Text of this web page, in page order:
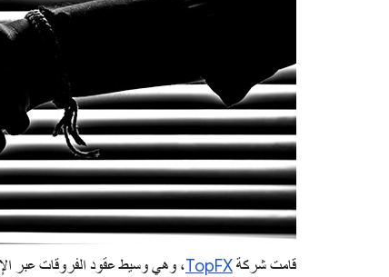
قامت شركةTopFX، وهي وسيط عقود الفروقات عبر